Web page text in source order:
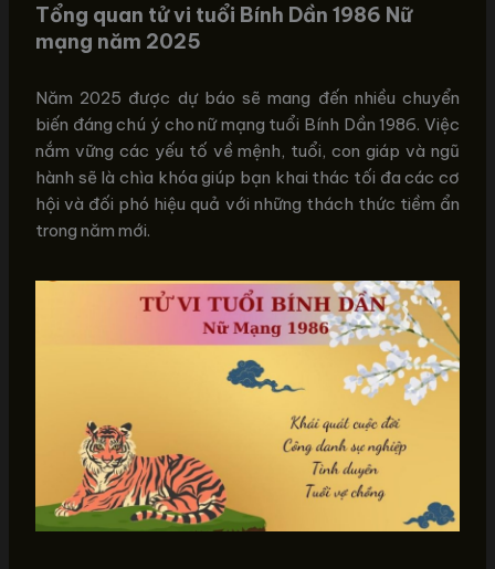
Tổng quan tử vi tuổi Bính Dần 1986 Nữ
mạng năm 2025
Năm 2025 được dự báo sẽ mang đến nhiều chuyển
biến đáng chú ý cho nữ mạng tuổi Bính Dần 1986. Việc
nắm vững các yếu tố về mệnh, tuổi, con giáp và ngũ
hành sẽ là chìa khóa giúp bạn khai thác tối đa các cơ
hội và đối phó hiệu quả với những thách thức tiềm ẩn
trong năm mới.